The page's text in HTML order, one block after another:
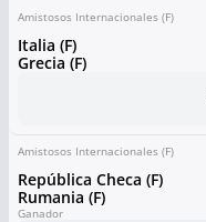
Amistosos Internacionales (F)
Italia (F)
Grecia (F)
Amistosos Internacionales (F)
República Checa (F)
Rumania (F)
Ganador